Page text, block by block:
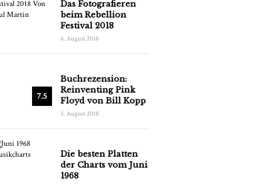
Das Fotografieren
beim Rebellion
Festival 2018
6. August 2018
7.5
Buchrezension:
Reinventing Pink
Floyd von Bill Kopp
3. August 2018
Die besten Platten
der Charts vom Juni
1968